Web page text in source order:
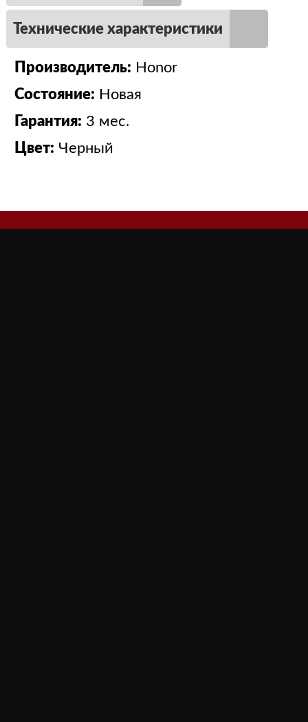
Технические характеристики
Производитель: Honor
Состояние: Новая
Гарантия: 3 мес.
Цвет: Черный